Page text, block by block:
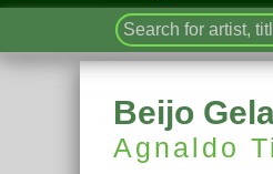
Beijo
Agnaldo